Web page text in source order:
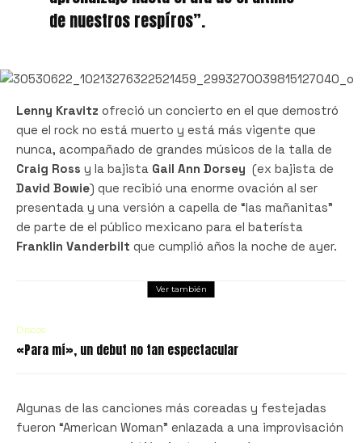
de nuestros respíros”.
Lenny Kravitz ofreció un concierto en el que demostró
que el rock no está muerto y está más vigente que
nunca, acompañado de grandes músicos de la talla de
Craig Ross y la bajista Gail Ann Dorsey (ex bajista de
David Bowie) que recibió una enorme ovación al ser
presentada y una versión a capella de “las mañanitas”
de parte de el público mexicano para el baterísta
Franklin Vanderbilt que cumplió años la noche de ayer.
Ver también
Discos
«Para mí», un debut no tan espectacular
Algunas de las canciones más coreadas y festejadas
fueron “American Woman” enlazada a una improvisación